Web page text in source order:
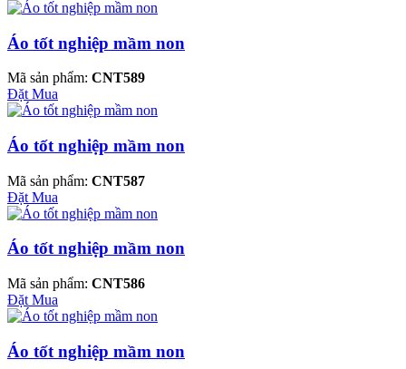
Áo tốt nghiệp mầm non
Mã sản phẩm: CNT589
Đặt Mua
Áo tốt nghiệp mầm non
Mã sản phẩm: CNT587
Đặt Mua
Áo tốt nghiệp mầm non
Mã sản phẩm: CNT586
Đặt Mua
Áo tốt nghiệp mầm non